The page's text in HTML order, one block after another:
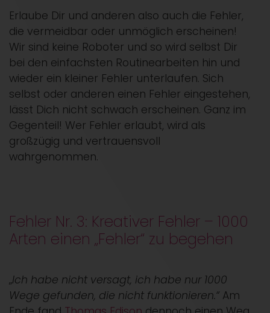
Erlaube Dir und anderen also auch die Fehler,
die vermeidbar oder unmöglich erscheinen!
Wir sind keine Roboter und so wird selbst Dir
bei den einfachsten Routinearbeiten hin und
wieder ein kleiner Fehler unterlaufen. Sich
selbst oder anderen einen Fehler eingestehen,
lässt Dich nicht schwach erscheinen. Ganz im
Gegenteil! Wer Fehler erlaubt, wird als
großzügig und vertrauensvoll
wahrgenommen.
Fehler Nr. 3: Kreativer Fehler – 1000
Arten einen „Fehler“ zu begehen
„Ich habe nicht versagt, ich habe nur 1000
Wege gefunden, die nicht funktionieren.“ Am